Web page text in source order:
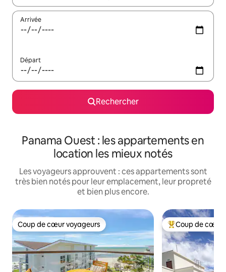
Arrivée
Départ
Rechercher
Panama Ouest : les appartements en
location les mieux notés
Les voyageurs approuvent : ces appartements sont
très bien notés pour leur emplacement, leur propreté
et bien plus encore.
Coup de cœur voyageurs
Coup de cœur voyageurs Coups de cœur
Coup de cœur